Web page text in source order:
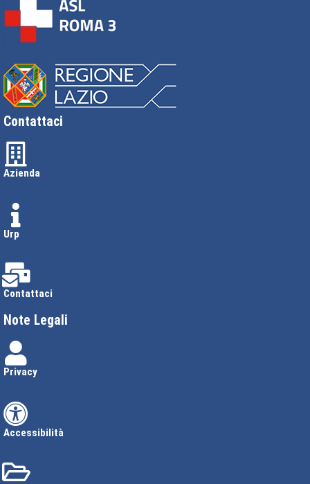
Contattaci
Azienda
Urp
Contattaci
Note Legali
Privacy
Accessibilità